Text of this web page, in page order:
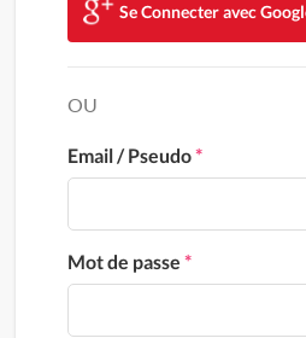
Se Connecter avec
OU
Email / Pseudo*
Mot de passe *